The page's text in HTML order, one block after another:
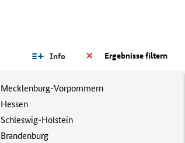
Ergebnisse filtern
Info
Mecklenburg-Vorpommern
Hessen
Schleswig-Holstein
Brandenburg